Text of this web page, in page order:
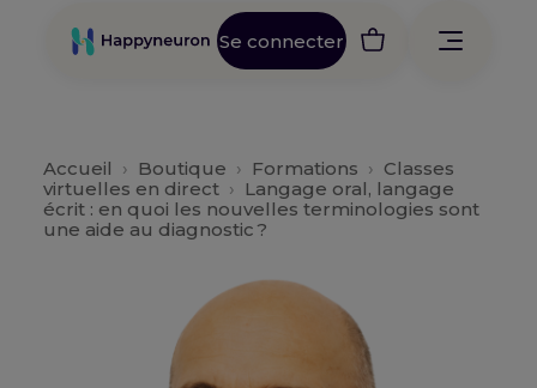
Se connecter
Accueil › Boutique › Formations › Classes
virtuelles en direct › Langage oral, langage
écrit : en quoi les nouvelles terminologies sont
une aide au diagnostic ?